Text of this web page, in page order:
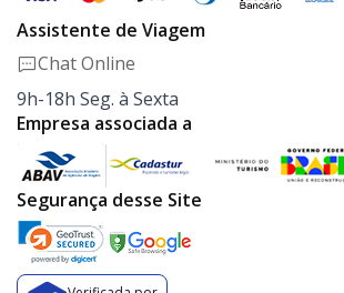
Assistente de Viagem
Chat Online
9h-18h Seg. à Sexta
Empresa associada a
Segurança desse Site